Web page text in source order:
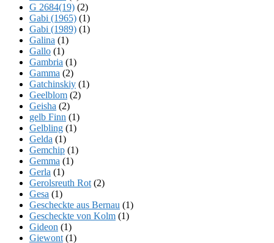
G 2684(19) (2)
Gabi (1965) (1)
Gabi (1989) (1)
Galina (1)
Gallo (1)
Gambria (1)
Gamma (2)
Gatchinskiy (1)
Geelblom (2)
Geisha (2)
gelb Finn (1)
Gelbling (1)
Gelda (1)
Gemchip (1)
Gemma (1)
Gerla (1)
Gerolsreuth Rot (2)
Gesa (1)
Gescheckte aus Bernau (1)
Gescheckte von Kolm (1)
Gideon (1)
Giewont (1)